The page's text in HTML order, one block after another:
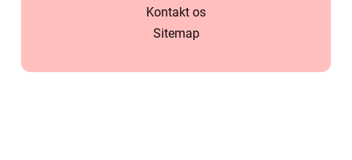
Kontakt os
Sitemap